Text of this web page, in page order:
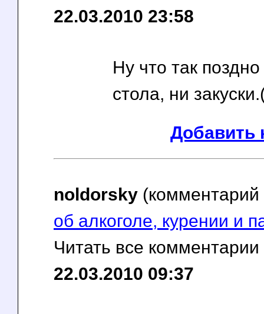
22.03.2010 23:58
Ну что так
стола, ни
Добавить
noldorsky
об алкоголе, курении и
Читать все комментарии
22.03.2010 09:37